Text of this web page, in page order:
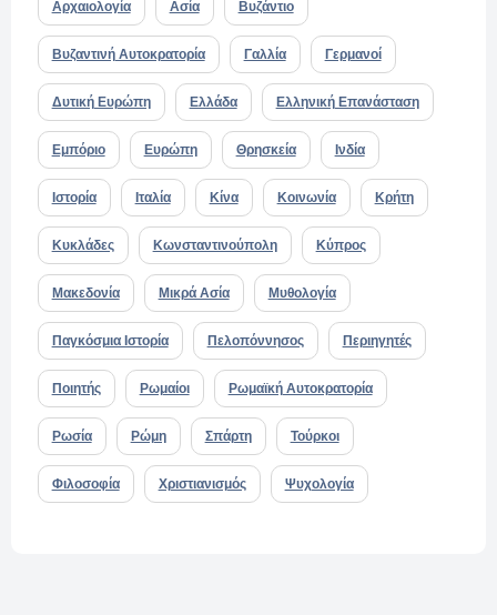
Αρχαιολογία Ασία Βυζάντιο
Βυζαντινή Αυτοκρατορία Γαλλία Γερμανοί
Δυτική Ευρώπη Ελλάδα Ελληνική Επανάσταση
Εμπόριο Ευρώπη Θρησκεία Ινδία
Ιστορία Ιταλία Κίνα Κοινωνία Κρήτη
Κυκλάδες Κωνσταντινούπολη Κύπρος
Μακεδονία Μικρά Ασία Μυθολογία
Παγκόσμια Ιστορία Πελοπόννησος Περιηγητές
Ποιητής Ρωμαίοι Ρωμαϊκή Αυτοκρατορία
Ρωσία Ρώμη Σπάρτη Τούρκοι
Φιλοσοφία Χριστιανισμός Ψυχολογία